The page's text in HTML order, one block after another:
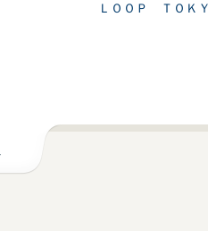
ＬＯＯＰ ＴＯＫ